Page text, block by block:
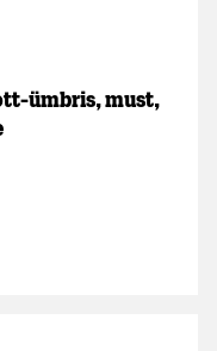
ümbris, must,